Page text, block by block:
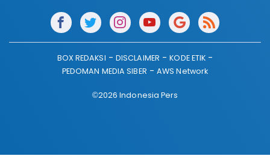
BOX REDAKSI DISCLAIMER
KODE ETIK
PEDOMAN MEDIA SIBER
AWS Network
©2026 Indonesia Pers